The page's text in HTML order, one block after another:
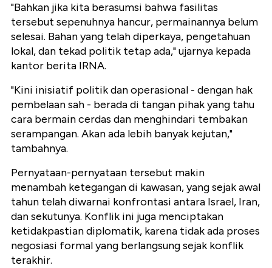
"Bahkan jika kita berasumsi bahwa fasilitas
tersebut sepenuhnya hancur, permainannya belum
selesai. Bahan yang telah diperkaya, pengetahuan
lokal, dan tekad politik tetap ada," ujarnya kepada
kantor berita IRNA.
"Kini inisiatif politik dan operasional - dengan hak
pembelaan sah - berada di tangan pihak yang tahu
cara bermain cerdas dan menghindari tembakan
serampangan. Akan ada lebih banyak kejutan,"
tambahnya.
Pernyataan-pernyataan tersebut makin
menambah ketegangan di kawasan, yang sejak awal
tahun telah diwarnai konfrontasi antara Israel, Iran,
dan sekutunya. Konflik ini juga menciptakan
ketidakpastian diplomatik, karena tidak ada proses
negosiasi formal yang berlangsung sejak konflik
terakhir.